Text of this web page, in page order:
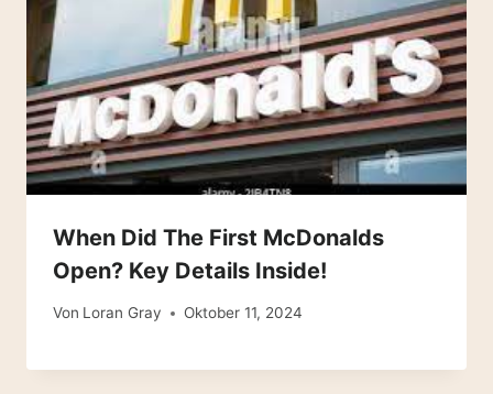
When Did The First McDonalds
Open? Key Details Inside!
Von Loran Gray Oktober 11, 2024